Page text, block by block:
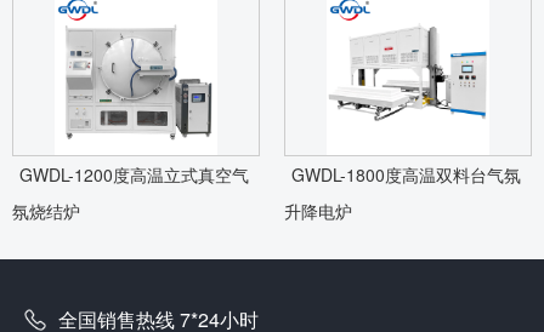
GWDL-1200度高温立式真空气
氛烧结炉
GWDL-1800度高温双料台气氛
升降电炉
全国销售热线 7*24小时